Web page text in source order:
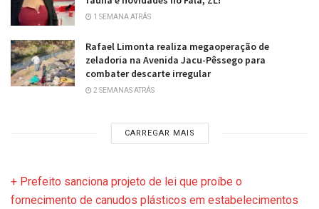
1 SEMANA ATRÁS
Rafael Limonta realiza megaoperação de
zeladoria na Avenida Jacu-Pêssego para
combater descarte irregular
2 SEMANAS ATRÁS
CARREGAR MAIS
+ Prefeito sanciona projeto de lei que proíbe o
fornecimento de canudos plásticos em estabelecimentos